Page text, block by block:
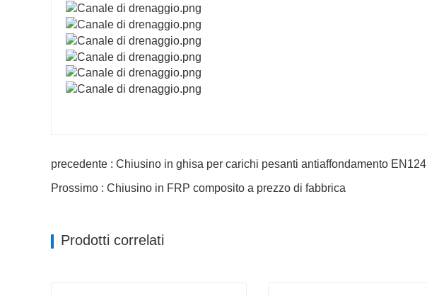
precedente : Chiusino in ghisa per carichi pesanti antiaffondamento EN124
Prossimo : Chiusino in FRP composito a prezzo di fabbrica
Prodotti correlati